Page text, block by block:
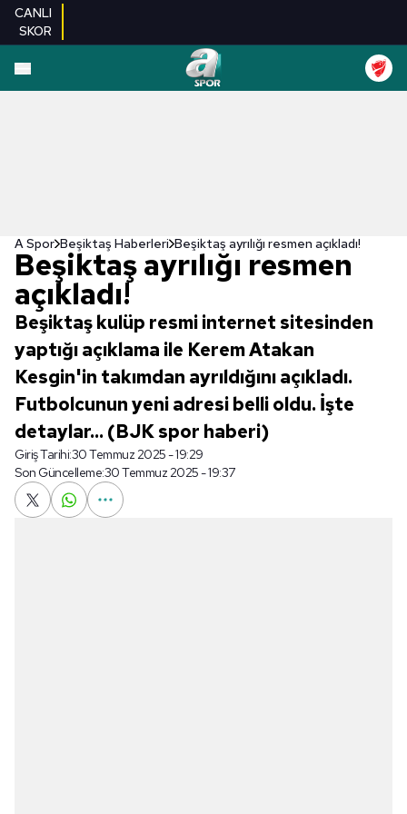
CANLI
SKOR
A Spor Beşiktaş Haberleri Beşiktaş ayrılığı resmen açıkladı!
Beşiktaş ayrılığı resmen
açıkladı!
Beşiktaş kulüp resmi internet sitesinden
yaptığı açıklama ile Kerem Atakan
Kesgin'in takımdan ayrıldığını açıkladı.
Futbolcunun yeni adresi belli oldu. İşte
detaylar... (BJK spor haberi)
Giriş Tarihi:30 Temmuz 2025 - 19:29
Son Güncelleme:30 Temmuz 2025 - 19:37